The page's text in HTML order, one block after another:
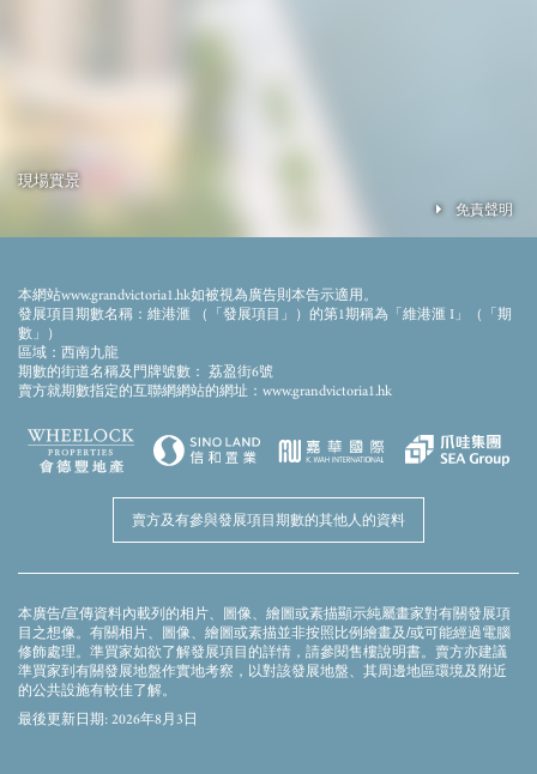
現場實景
免責聲明
任何部分最後完成之外觀或其景觀，一切僅供參考。發展項目期數四周將會有其他建成
及/或未建成之建築物及/或設施，且區內、周邊環境、建築物及設施會不時改變，賣方對
發展項目期數區內、周邊環境、建築物及設施並不作出不論明示或隱含之要約、陳述、
承諾或保證。相片內的裝置、裝修物料、設備、裝飾物、植物、園景及其他物件等及其
展示之景觀不一定會在發展項目期數或其附近環境出現，並不構成任何賣方就發展項目
期數、其周邊環境、建築物及設施不論明示或隱含之要約、承諾、陳述或保證。賣方亦
建議準買家到發展項目期數作實地考察，以對該發展項目期數、其周邊地區環境及附近
本網站www.grandvictoria1.hk如被視為廣告則本告示適用。
發展項目期數名稱：維港滙 （「發展項目」）的第1期稱為「維港滙 I」（「期
數」）
區域：西南九龍
期數的街道名稱及門牌號數： 荔盈街6號
賣方就期數指定的互聯網網站的網址：www.grandvictoria1.hk
賣方及有參與發展項目期數的其他人的資料
本廣告/宣傳資料內載列的相片、圖像、繪圖或素描顯示純屬畫家對有關發展項
目之想像。有關相片、圖像、繪圖或素描並非按照比例繪畫及/或可能經過電腦
修飾處理。準買家如欲了解發展項目的詳情，請參閱售樓說明書。賣方亦建議
準買家到有關發展地盤作實地考察，以對該發展地盤、其周邊地區環境及附近
的公共設施有較佳了解。
最後更新日期: 2026年8月3日